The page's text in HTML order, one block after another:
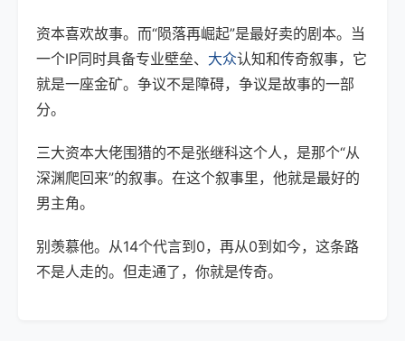
资本喜欢故事。而“陨落再崛起”是最好卖的剧本。当
一个IP同时具备专业壁垒、 大众认知和传奇叙事，它
就是一座金矿。争议不是障碍，争议是故事的一部
分。
三大资本大佬围猎的不是张继科这个人，是那个“从
深渊爬回来”的叙事。在这个叙事里，他就是最好的
男主角。
别羡慕他。从14个代言到0，再从0到如今，这条路
不是人走的。但走通了，你就是传奇。